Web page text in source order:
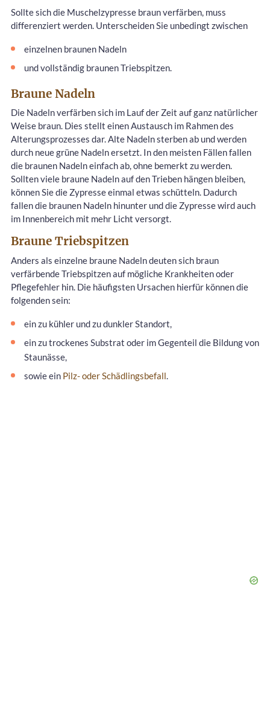
Sollte sich die Muschelzypresse braun verfärben, muss
differenziert werden. Unterscheiden Sie unbedingt zwischen
einzelnen braunen Nadeln
und vollständig braunen Triebspitzen.
Braune Nadeln
Die Nadeln verfärben sich im Lauf der Zeit auf ganz natürlicher
Weise braun. Dies stellt einen Austausch im Rahmen des
Alterungsprozesses dar. Alte Nadeln sterben ab und werden
durch neue grüne Nadeln ersetzt. In den meisten Fällen fallen
die braunen Nadeln einfach ab, ohne bemerkt zu werden.
Sollten viele braune Nadeln auf den Trieben hängen bleiben,
können Sie die Zypresse einmal etwas schütteln. Dadurch
fallen die braunen Nadeln hinunter und die Zypresse wird auch
im Innenbereich mit mehr Licht versorgt.
Braune Triebspitzen
Anders als einzelne braune Nadeln deuten sich braun
verfärbende Triebspitzen auf mögliche Krankheiten oder
Pflegefehler hin. Die häufigsten Ursachen hierfür können die
folgenden sein:
ein zu kühler und zu dunkler Standort,
ein zu trockenes Substrat oder im Gegenteil die Bildung von
Staunässe,
sowie ein Pilz- oder Schädlingsbefall.